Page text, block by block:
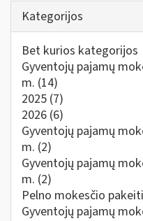
Kategorijos
Bet kurios kategorijos
Gyventojų pajamų
m. (14)
2025 (7)
2026 (6)
Gyventojų pajamų
m. (2)
Gyventojų pajamų
m. (2)
Pelno mokesčio
Gyventojų pajamų